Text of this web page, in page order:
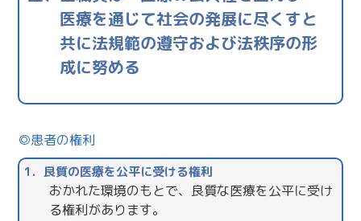
医療を通じて社会の発展に尽くすと
共に法規範の遵守および法秩序の形
成に努める
患者の権利
1．良質の医療を公平に受ける権利
おかれた環境のもとで、良質な医療を公平に受け
る権利があります。